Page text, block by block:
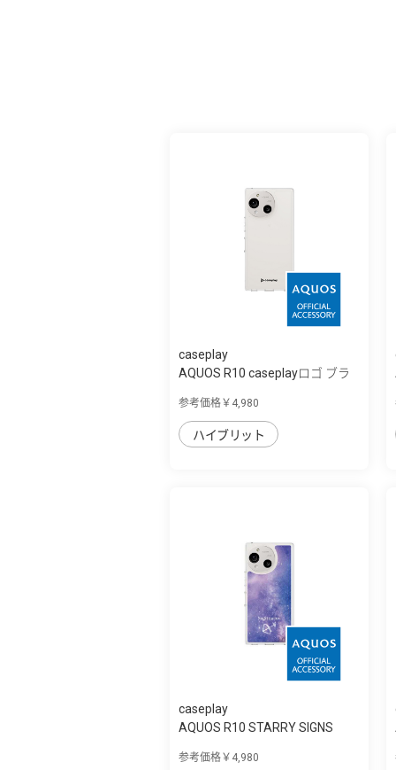
caseplay
AQUOS R10 caseplayロゴ ブラ
参考価格￥4,980
ハイブリット
caseplay
AQUOS R10 STARRY SIGNS
参考価格￥4,980